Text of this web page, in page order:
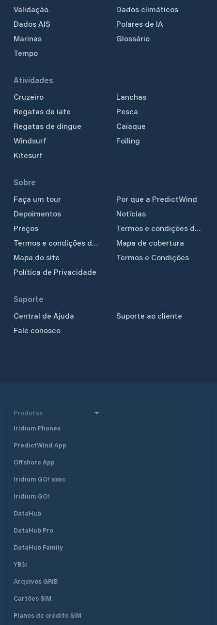
Validação
Dados climáticos
Dados AIS
Polares de IA
Marinas
Glossário
Tempo
Atividades
Cruzeiro
Lanchas
Regatas de iate
Pesca
Regatas de dingue
Caiaque
Windsurf
Foiling
Kitesurf
Sobre
Faça um tour
Por que a PredictWind
Depoimentos
Notícias
Preços
Termos e condições do
GO!/GO! exec
Termos e condições do
YB3i
Mapa de cobertura
Mapa do site
Termos e Condições
Política de Privacidade
Suporte
Central de Ajuda
Suporte ao cliente
Fale conosco
Produtos
Iridium Phones
PredictWind App
Offshore App
Iridium GO! exec
Iridium GO!
DataHub
DataHub Pro
DataHub Family
YB3i
Arquivos GRIB
Cartões SIM
Planos de crédito SIM